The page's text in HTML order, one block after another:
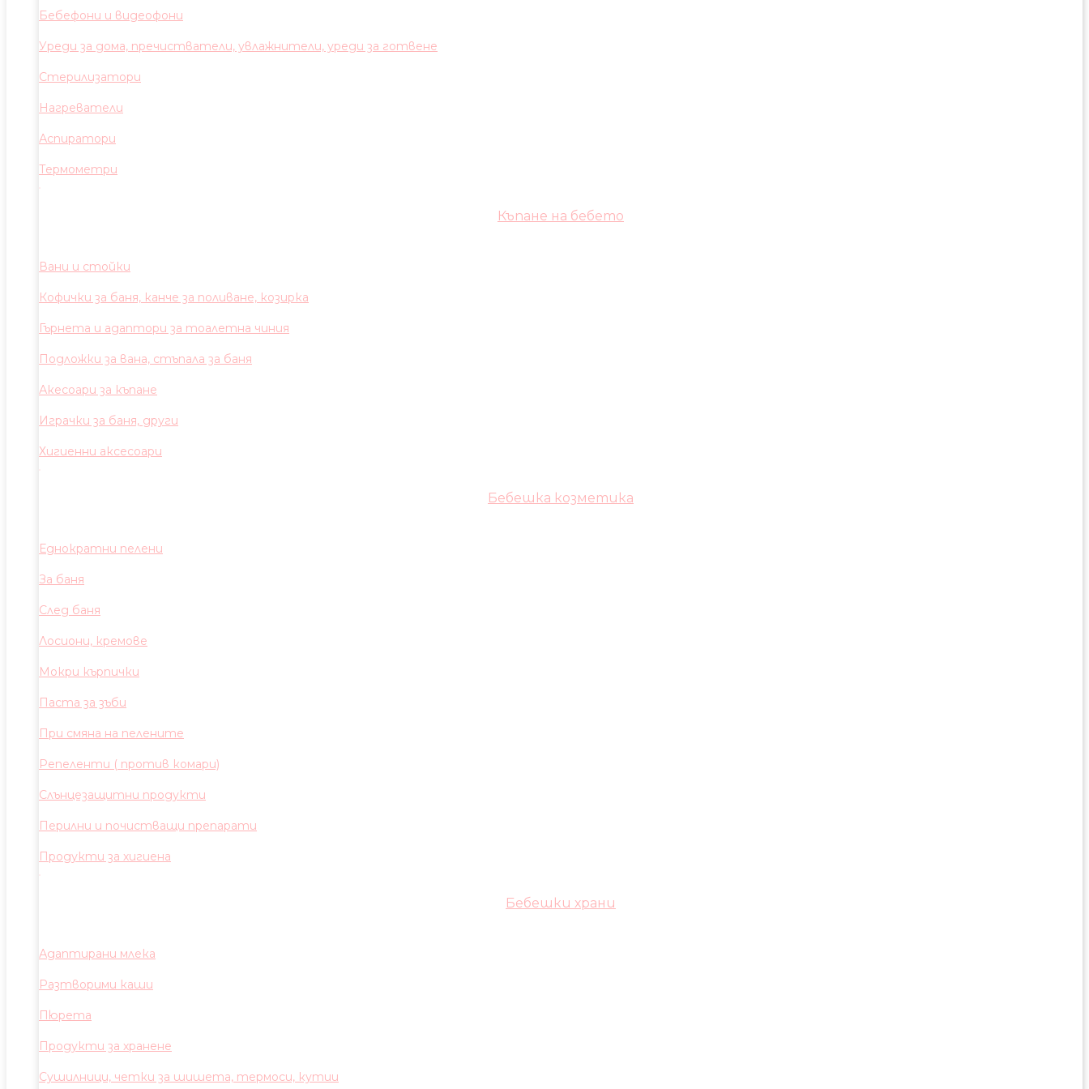
Бебефони и видеофони
Уреди за дома, пречистватели, увлажнители, уреди за готвене
Стерилизатори
Нагреватели
Аспиратори
Термометри
Къпане на бебето
Вани и стойки
Кофички за баня, канче за поливане, козирка
Гърнета и адаптори за тоалетна чиния
Подложки за вана, стъпала за баня
Акесоари за къпане
Играчки за баня, други
Хигиенни аксесоари
Бебешка козметика
Еднократни пелени
За баня
След баня
Лосиони, кремове
Мокри кърпички
Паста за зъби
При смяна на пелените
Репеленти ( против комари)
Слънцезащитни продукти
Перилни и почистващи препарати
Продукти за хигиена
Бебешки храни
Адаптирани млека
Разтворими каши
Пюрета
Продукти за хранене
Сушилници, четки за шишета, термоси, кутии